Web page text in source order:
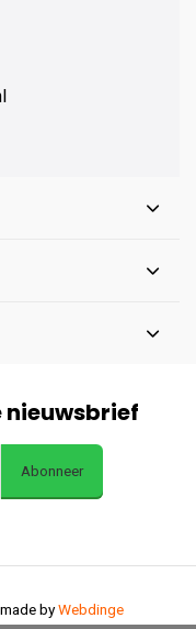
nieuwsbrief
Abonneer
byWebdinge